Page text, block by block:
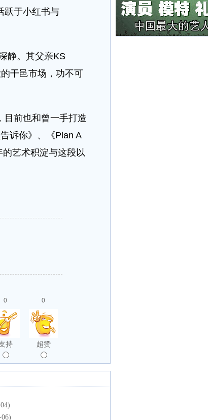
跃于小红书与
静。其父亲KS
干邑市场，功不可
前也和曾一手打造
诉你》、《Plan A
艺术积淀与这段以
0
持
0
超赞